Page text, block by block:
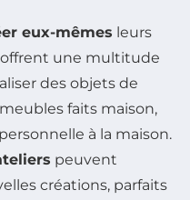
eux-mêmes leurs
offrent une multitude
des objets de
faits maison,
à la maison.
peuvent
créations, parfaits